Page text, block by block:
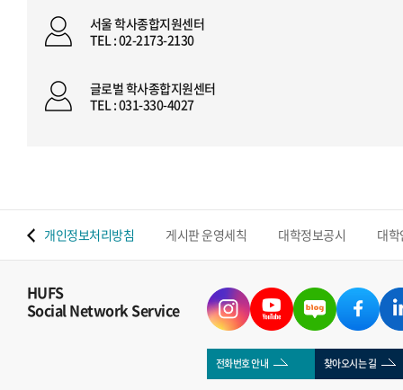
서울 학사종합지원센터
TEL : 02-2173-2130
글로벌 학사종합지원센터
TEL : 031-330-4027
개인정보처리방침 게시판 운영세칙 대학정보공시 대
HUFS
Social Network Service
전화번호 안내 찾아오시는 길